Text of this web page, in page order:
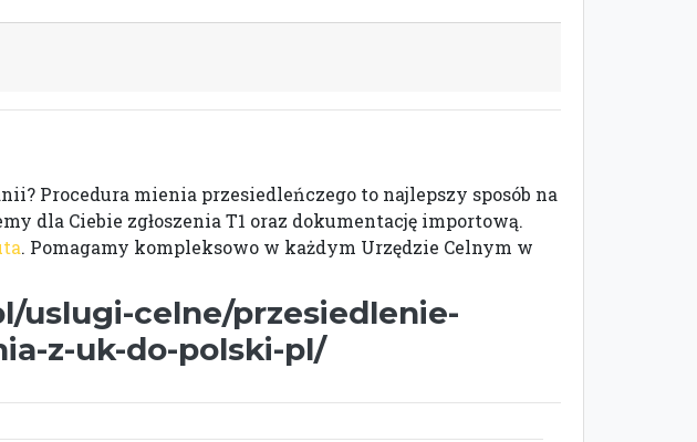
Procedura mienia przesiedleńczego to najlepszy sposób na
dla Ciebie zgłoszenia T1 oraz dokumentację importową.
. Pomagamy kompleksowo w każdym Urzędzie Celnym w
uslugi-celne/przesiedlenie-
z-uk-do-polski-pl/